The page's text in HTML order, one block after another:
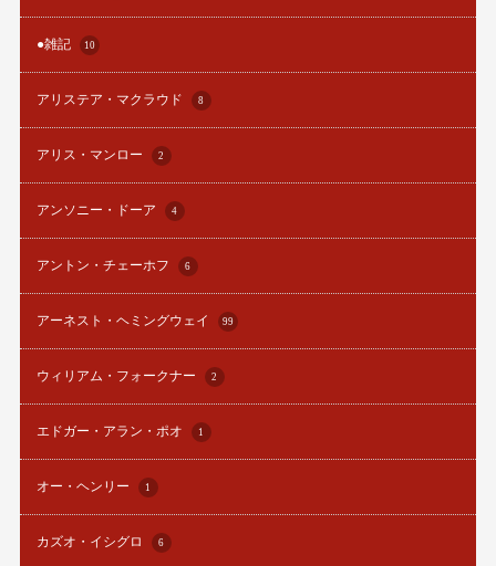
●雑記 10
アリステア・マクラウド 8
アリス・マンロー 2
アンソニー・ドーア 4
アントン・チェーホフ 6
アーネスト・ヘミングウェイ 99
ウィリアム・フォークナー 2
エドガー・アラン・ポオ 1
オー・ヘンリー 1
カズオ・イシグロ 6